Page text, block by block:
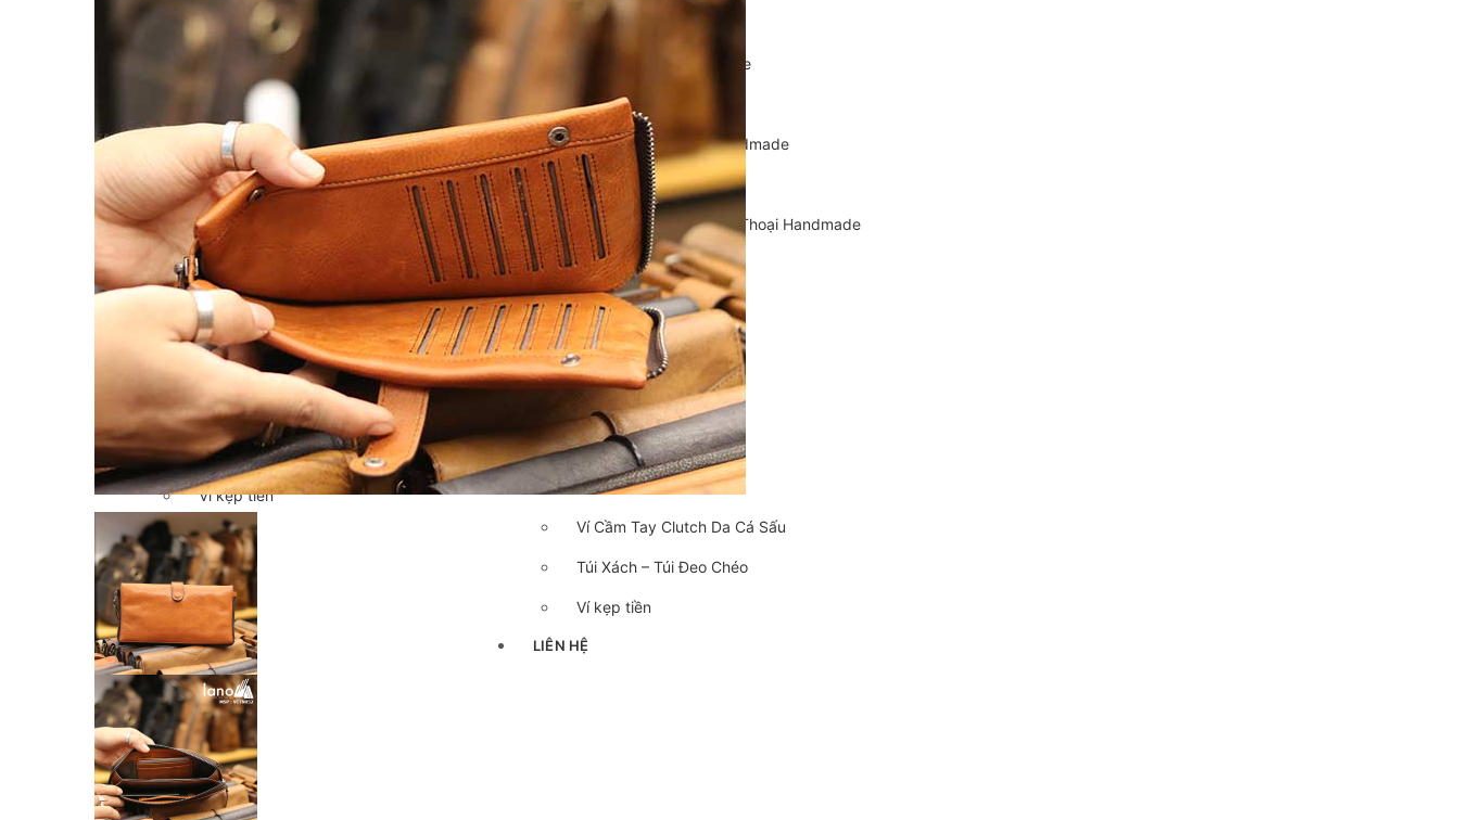
Túi da nữ handmade
Dây Thắt Lưng Da Handmade
Cặp Da Handmade
Bao Da, Ốp Lưng Điện Thoại Handmade
Chế tác đồ da
CLUTCH
KHUYẾN MÃI
ĐỒ DA CÁ SẤU
Ví da cá sấu
Ví Cầm Tay Clutch Da Cá Sấu
Túi Xách – Túi Đeo Chéo
Ví kẹp tiền
LIÊN HỆ
Bóp Ví Da Handmade
Túi Da Clutch handmade
Túi da nữ handmade
Dây Thắt Lưng Da Handmade
Cặp Da Handmade
Bao Da, Ốp Lưng Điện Thoại Handmade
Chế tác đồ da
CLUTCH
KHUYẾN MÃI
ĐỒ DA CÁ SẤU
Ví da cá sấu
Ví Cầm Tay Clutch Da Cá Sấu
Túi Xách – Túi Đeo Chéo
Ví kẹp tiền
LIÊN HỆ